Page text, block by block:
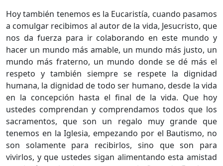
Hoy también tenemos es la Eucaristía, cuando pasamos
a comulgar recibimos al autor de la vida, Jesucristo, que
nos da fuerza para ir colaborando en este mundo y
hacer un mundo más amable, un mundo más justo, un
mundo más fraterno, un mundo donde se dé más el
respeto y también siempre se respete la dignidad
humana, la dignidad de todo ser humano, desde la vida
en la concepción hasta el final de la vida. Que hoy
ustedes comprendan y comprendamos todos que los
sacramentos, que son un regalo muy grande que
tenemos en la Iglesia, empezando por el Bautismo, no
son solamente para recibirlos, sino que son para
vivirlos, y que ustedes sigan alimentando esta amistad